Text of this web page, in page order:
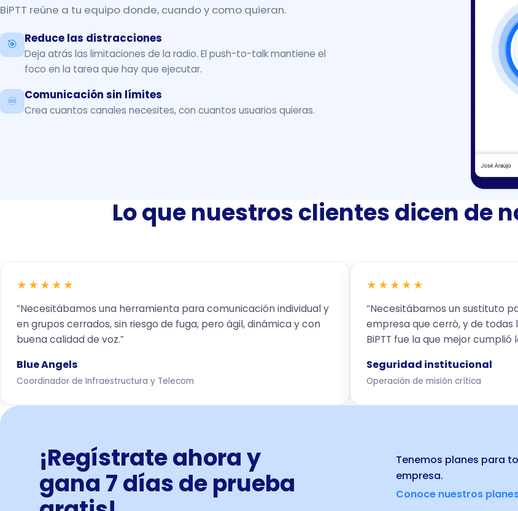
BiPTT reúne a tu equipo donde, cuando y como quieran.
🎯 Reduce las distracciones
Deja atrás las limitaciones de la radio. El push-to-talk mantiene el
foco en la tarea que hay que ejecutar.
♾️ Comunicación sin límites
Crea cuantos canales necesites, con cuantos usuarios quieras.
Lo que nuestros clientes dicen de
★★★★★
“Necesitábamos una herramienta para comunicación individual y
en grupos cerrados, sin riesgo de fuga, pero ágil, dinámica y con
buena calidad de voz.”
Blue Angels
Coordinador de Infraestructura y Telecom
★★★★★
“Necesitábamos un sustituto
empresa que cerró, y de todas
BiPTT fue la que mejor cumplió
Seguridad institucional
Operación de misión crítica
¡Regístrate ahora y
gana 7 días de prueba
Tenemos planes para
empresa.
Conoce nuestros